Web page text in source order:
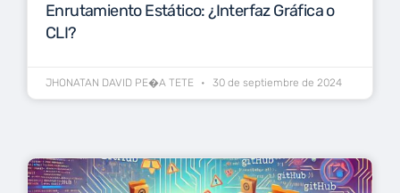
Enrutamiento Estático: ¿Interfaz Gráfica o
CLI?
JHONATAN DAVID PE�A TETE 30 de septiembre de 2024